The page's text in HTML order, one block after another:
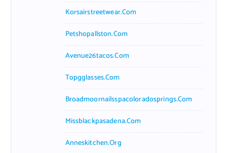
Korsairstreetwear.com
Petshopallston.com
Avenue26tacos.com
Topgglasses.com
Broadmoornailsspacoloradosprings.com
Missblackpasadena.com
Anneskitchen.org